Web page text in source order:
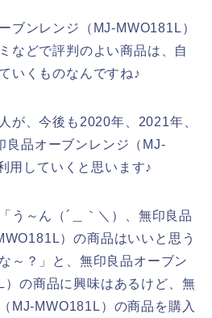
ブンレンジ（MJ‐MWO181L）
などで評判のよい商品は、自
いくものなんですね♪
が、今後も2020年、2021年、
品オーブンレンジ（MJ‐
用していくと思います♪
う～ん（´＿｀＼）、無印良品
）の商品はいいと思う
～？」と、無印良品オーブン
）の商品に興味はあるけど、無
MJ‐MWO181L）の商品を購入